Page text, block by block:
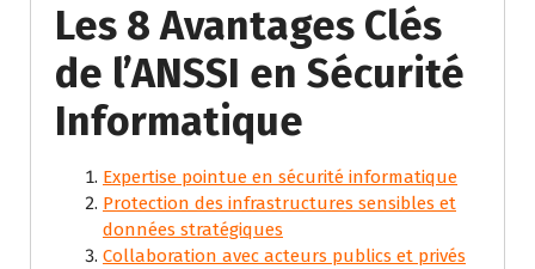
Les 8 Avantages Clés
de l’ANSSI en Sécurité
Informatique
Expertise pointue en sécurité informatique
Protection des infrastructures sensibles et
données stratégiques
Collaboration avec acteurs publics et privés